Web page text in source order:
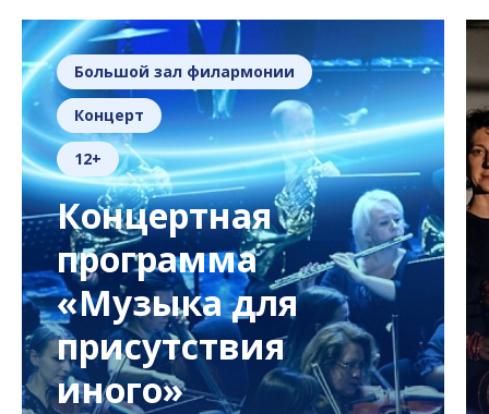
Большой зал филармонии
Концерт
12+
Концертная
программа
«Музыка для
присутствия
иного»